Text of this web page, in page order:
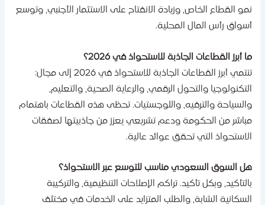
القطاع الخاص، وزيادة الانفتاح على الاستثمار الأجنبي، وتوسع
رأس المال المحلية.
أبرز القطاعات الجاذبة للاستحواذ في 2026؟
تنتمي أبرز القطاعات الجاذبة للاستحواذ في 2026 إلى مجال:
والتحول الرقمي، والرعاية الصحية، والتعليم،
والترفيه، واللوجستيات. تحظى هذه القطاعات باهتمام
من الحكومة ودعم تشريعي يعزز من جاذبيتها لصفقات
التي تحقق عوائد عالية.
السوق السعودي مناسب للتوسع عبر الاستحواذ؟
وبكل تأكيد. تراكم الإصلاحات التنظيمية، والتركيبة
الشابة، والطلب المتزايد على الخدمات في مختلف